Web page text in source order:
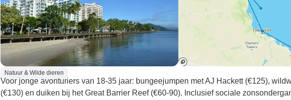
Natuur & Wilde dieren
Voor jonge avonturiers van 18-35 jaar: bungeejumpen met AJ Hackett (€125),
(€130) en duiken bij het Great Barrier Reef (€60-90). Inclusief sociale